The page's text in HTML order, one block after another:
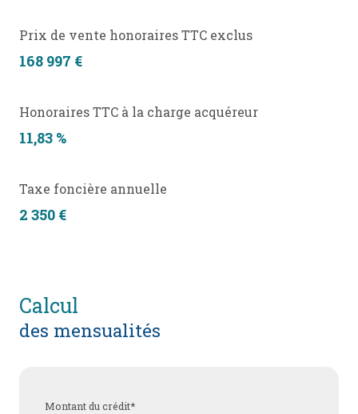
Prix de vente honoraires TTC exclus
168 997 €
Honoraires TTC à la charge acquéreur
11,83 %
Taxe foncière annuelle
2 350 €
calcul
des mensualités
Montant du crédit*